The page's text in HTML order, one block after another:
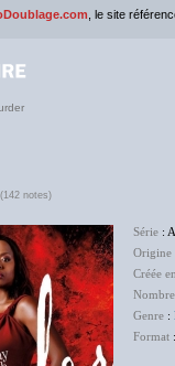
, le site
notes)
Série :
Origine
Créée
Genre :
Format